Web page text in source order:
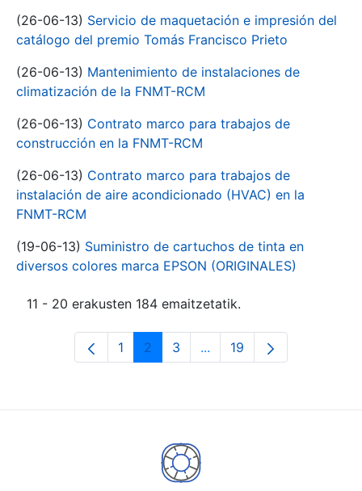
(26-06-13) Servicio de maquetación e impresión del
catálogo del premio Tomás Francisco Prieto
(26-06-13) Mantenimiento de instalaciones de
climatización de la FNMT-RCM
(26-06-13) Contrato marco para trabajos de
construcción en la FNMT-RCM
(26-06-13) Contrato marco para trabajos de
instalación de aire acondicionado (HVAC) en la
FNMT-RCM
(19-06-13) Suministro de cartuchos de tinta en
diversos colores marca EPSON (ORIGINALES)
11 - 20 erakusten 184 emaitzetatik.
Orrialdea
1 Orrialdea
2 Orrialdea
3 ...Intermediate Pages Use
Orrialdea
19